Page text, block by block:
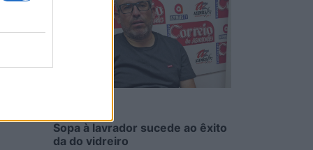
Sopa à lavrador sucede ao êxito
da do vidreiro